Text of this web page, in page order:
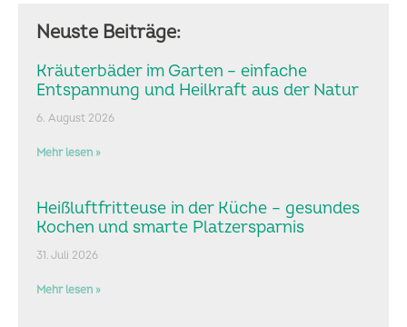
Neuste Beiträge:
Kräuterbäder im Garten – einfache
Entspannung und Heilkraft aus der Natur
6. August 2026
Mehr lesen »
Heißluftfritteuse in der Küche – gesundes
Kochen und smarte Platzersparnis
31. Juli 2026
Mehr lesen »